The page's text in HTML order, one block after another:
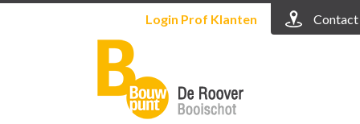
Login Prof Klanten Contact